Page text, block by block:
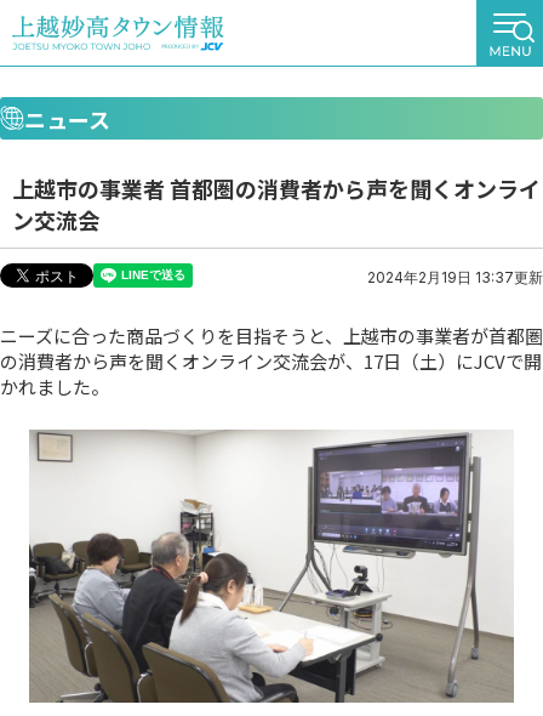
ニュース
上越市の事業者 首都圏の消費者から声を聞くオンライ
ン交流会
2024年2月19日 13:37更新
ニーズに合った商品づくりを目指そうと、上越市の事業者が首都圏
の消費者から声を聞くオンライン交流会が、17日（土）にJCVで開
かれました。